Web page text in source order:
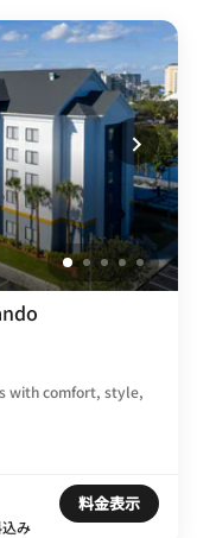
with comfort, style,
み
料金表示